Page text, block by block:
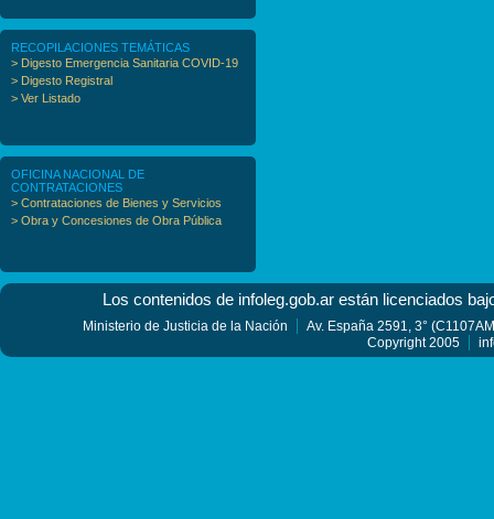
RECOPILACIONES TEMÁTICAS
> Digesto Emergencia Sanitaria COVID-19
> Digesto Registral
> Ver Listado
OFICINA NACIONAL DE
CONTRATACIONES
> Contrataciones de Bienes y Servicios
> Obra y Concesiones de Obra Pública
Los contenidos de infoleg.gob.ar están licenciados
Ministerio de Justicia de la Nación
Av. España 2591, 3°
Copyright 2005